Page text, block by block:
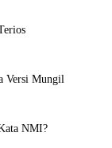
Versi Mungil
NMI?